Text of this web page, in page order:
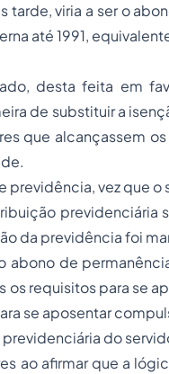
tarde, viria a ser o
até 1991,
desta feita em
de substituir a
que alcançassem
vez que o
previdenciária
da previdência foi
abono de
requisitos para se
se aposentar
do
ao afirmar que a